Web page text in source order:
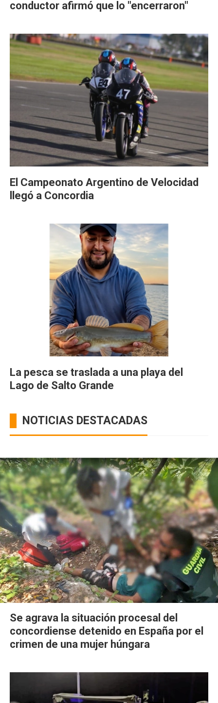
conductor afirmó que lo "encerraron"
El Campeonato Argentino de Velocidad
llegó a Concordia
La pesca se traslada a una playa del
Lago de Salto Grande
NOTICIAS DESTACADAS
Se agrava la situación procesal del
concordiense detenido en España por el
crimen de una mujer húngara